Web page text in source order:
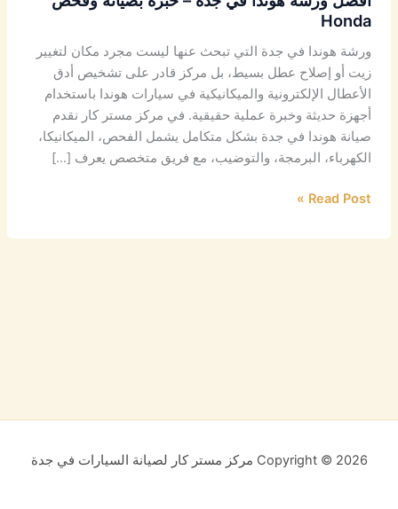
Honda
ورشة هوندا في جدة التي تبحث عنها ليست مجرد مكان لتغيير
زيت أو إصلاح عطل بسيط، بل مركز قادر على تشخيص أدق
الأعطال الإلكترونية والميكانيكية في سيارات هوندا باستخدام
أجهزة حديثة وخبرة عملية حقيقية. في مركز مستر كار نقدم
صيانة هوندا في جدة بشكل متكامل يشمل الفحص، الميكانيكا،
الكهرباء، البرمجة، والتوضيب، مع فريق متخصص يعرف […]
هوندا
–
خبرة
بصيانة
وفحص
Read Post »
Copyright © 2026 مركز مستر كار لصيانة السيارات في جدة